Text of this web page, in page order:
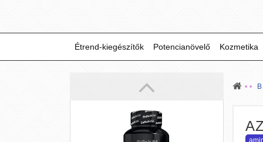
Étrend-kiegészítők Potencianövelő Kozmetika
Növeld edzésed hatékonyságát a
zsírégetést.